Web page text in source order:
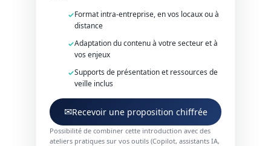
Format intra-entreprise, en vos locaux ou à
distance
Adaptation du contenu à votre secteur et à
vos enjeux
Supports de présentation et ressources de
veille inclus
✉Recevoir une proposition chiffrée
Possibilité de combiner cette introduction avec des
ateliers pratiques sur vos outils (Copilot, assistants IA,